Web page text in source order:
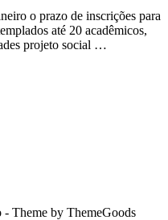
o prazo de inscrições para
até 20 acadêmicos,
projeto social …
Theme by ThemeGoods